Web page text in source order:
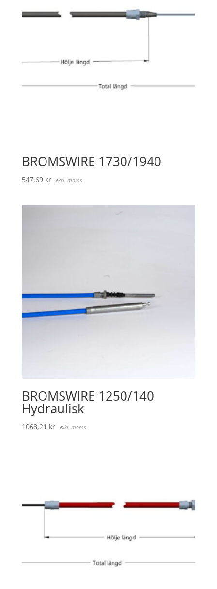
BROMSWIRE 1730/1940
547,69 kr exkl. moms
BROMSWIRE 1250/140
Hydraulisk
1068,21 kr exkl. moms